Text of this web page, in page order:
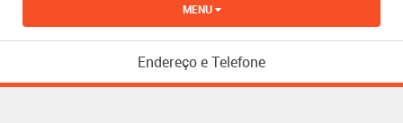
MENU
Endereço e Telefone